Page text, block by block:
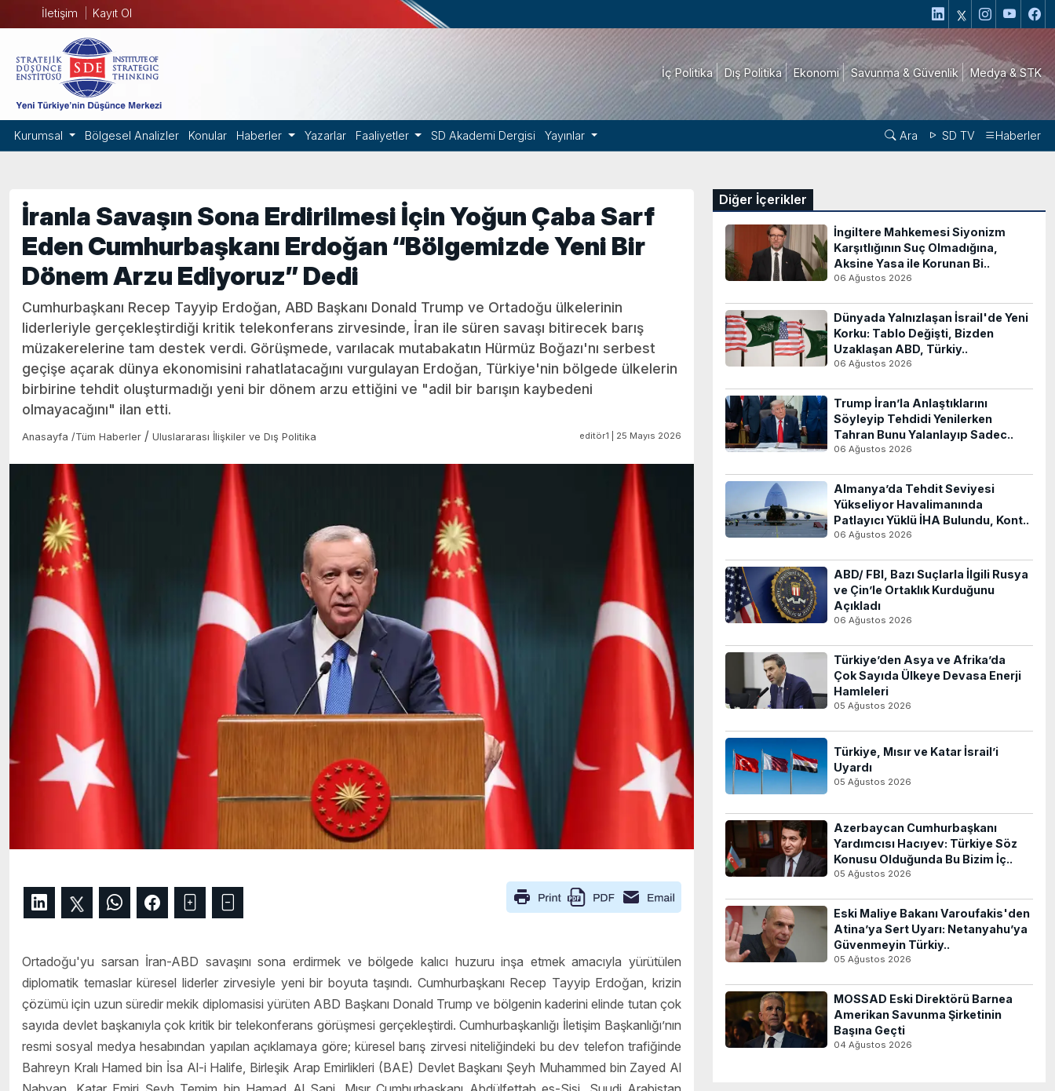
İletişim Kayıt Ol
İç Politika Dış Politika Ekonomi Savunma & Güvenlik Medya & STK
Kurumsal Bölgesel Analizler Konular Haberler Yazarlar Faaliyetler SD Akademi Dergisi Yayınlar Ara SD TV Haberler
İranla Savaşın Sona Erdirilmesi İçin Yoğun Çaba Sarf
Eden Cumhurbaşkanı Erdoğan “Bölgemizde Yeni Bir
Dönem Arzu Ediyoruz” Dedi
Cumhurbaşkanı Recep Tayyip Erdoğan, ABD Başkanı Donald Trump ve Ortadoğu ülkelerinin
liderleriyle gerçekleştirdiği kritik telekonferans zirvesinde, İran ile süren savaşı bitirecek barış
müzakerelerine tam destek verdi. Görüşmede, varılacak mutabakatın Hürmüz Boğazı'nı serbest
geçişe açarak dünya ekonomisini rahatlatacağını vurgulayan Erdoğan, Türkiye'nin bölgede ülkelerin
birbirine tehdit oluşturmadığı yeni bir dönem arzu ettiğini ve "adil bir barışın kaybedeni
olmayacağını" ilan etti.
Anasayfa /Tüm Haberler / Uluslararası İlişkiler ve Dış Politika editör1 | 25 Mayıs 2026
Ortadoğu'yu sarsan İran-ABD savaşını sona erdirmek ve bölgede kalıcı huzuru inşa etmek amacıyla yürütülen
diplomatik temaslar küresel liderler zirvesiyle yeni bir boyuta taşındı. Cumhurbaşkanı Recep Tayyip Erdoğan, krizin
çözümü için uzun süredir mekik diplomasisi yürüten ABD Başkanı Donald Trump ve bölgenin kaderini elinde tutan çok
sayıda devlet başkanıyla çok kritik bir telekonferans görüşmesi gerçekleştirdi. Cumhurbaşkanlığı İletişim Başkanlığı’nın
resmi sosyal medya hesabından yapılan açıklamaya göre; küresel barış zirvesi niteliğindeki bu dev telefon trafiğinde
Bahreyn Kralı Hamed bin İsa Al-i Halife, Birleşik Arap Emirlikleri (BAE) Devlet Başkanı Şeyh Muhammed bin Zayed Al
Diğer İçerikler
İngiltere Mahkemesi Siyonizm
Karşıtlığının Suç Olmadığına,
Aksine Yasa ile Korunan Bi..
06 Ağustos 2026
Dünyada Yalnızlaşan İsrail'de Yeni
Korku: Tablo Değişti, Bizden
Uzaklaşan ABD, Türkiy..
06 Ağustos 2026
Trump İran’la Anlaştıklarını
Söyleyip Tehdidi Yenilerken
Tahran Bunu Yalanlayıp Sadec..
06 Ağustos 2026
Almanya’da Tehdit Seviyesi
Yükseliyor Havalimanında
Patlayıcı Yüklü İHA Bulundu, Kont..
06 Ağustos 2026
ABD/ FBI, Bazı Suçlarla İlgili Rusya
ve Çin’le Ortaklık Kurduğunu
Açıkladı
06 Ağustos 2026
Türkiye’den Asya ve Afrika’da
Çok Sayıda Ülkeye Devasa Enerji
Hamleleri
05 Ağustos 2026
Türkiye, Mısır ve Katar İsrail’i
Uyardı
05 Ağustos 2026
Azerbaycan Cumhurbaşkanı
Yardımcısı Hacıyev: Türkiye Söz
Konusu Olduğunda Bu Bizim İç..
05 Ağustos 2026
Eski Maliye Bakanı Varoufakis'den
Atina’ya Sert Uyarı: Netanyahu’ya
Güvenmeyin Türkiy..
05 Ağustos 2026
MOSSAD Eski Direktörü Barnea
Amerikan Savunma Şirketinin
Başına Geçti
04 Ağustos 2026